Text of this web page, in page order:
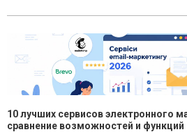
10 лучших сервисов электронного
сравнение возможностей и функций